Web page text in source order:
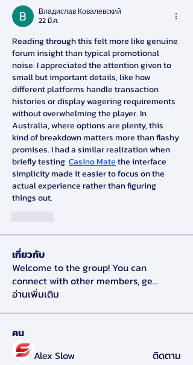
Владислав Ковалевский
22 มี.ค.
Reading through this felt more like genuine
forum insight than typical promotional
noise. I appreciated the attention given to
small but important details, like how
different platforms handle transaction
histories or display wagering requirements
without overwhelming the player. In
Australia, where options are plenty, this
kind of breakdown matters more than flashy
promises. I had a similar realization when
briefly testing Casino Mate the interface
simplicity made it easier to focus on the
actual experience rather than figuring
things out.
เกี่ยวกับ
Welcome to the group! You can
connect with other members, ge...
อ่านเพิ่มเติม
คน
Alex Slow
ติดตาม